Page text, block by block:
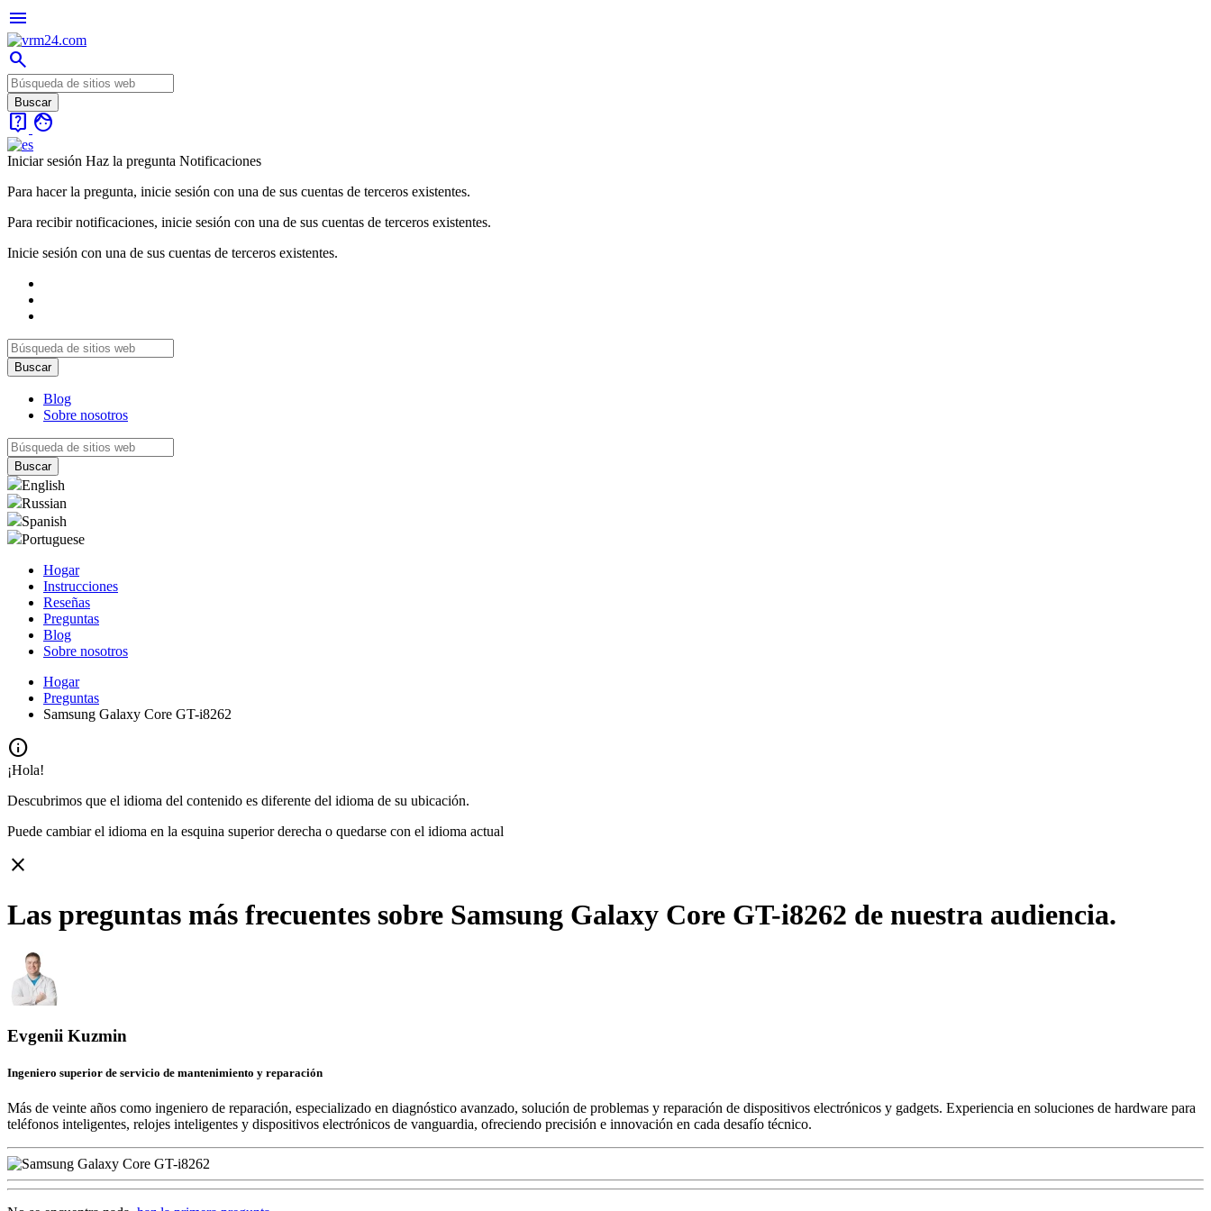
menu
search
live_help face
Iniciar sesión Haz la pregunta Notificaciones
Para hacer la pregunta, inicie sesión con una de sus cuentas de terceros existentes.
Para recibir notificaciones, inicie sesión con una de sus cuentas de terceros existentes.
Inicie sesión con una de sus cuentas de terceros existentes.
Blog
Sobre nosotros
English
Russian
Spanish
Portuguese
Hogar
Instrucciones
Reseñas
Preguntas
Blog
Sobre nosotros
Hogar
Preguntas
Samsung Galaxy Core GT-i8262
info
¡Hola!
Descubrimos que el idioma del contenido es diferente del idioma de su ubicación.
Puede cambiar el idioma en la esquina superior derecha o quedarse con el idioma actual
close
Las preguntas más frecuentes sobre Samsung Galaxy Core GT-i8262 de nuestra audiencia.
Evgenii Kuzmin
Ingeniero superior de servicio de mantenimiento y reparación
Más de veinte años como ingeniero de reparación, especializado en diagnóstico avanzado, solución de problemas y reparación de dispositivos electrónicos y gadgets. Experiencia en soluciones de hardware para
teléfonos inteligentes, relojes inteligentes y dispositivos electrónicos de vanguardia, ofreciendo precisión e innovación en cada desafío técnico.